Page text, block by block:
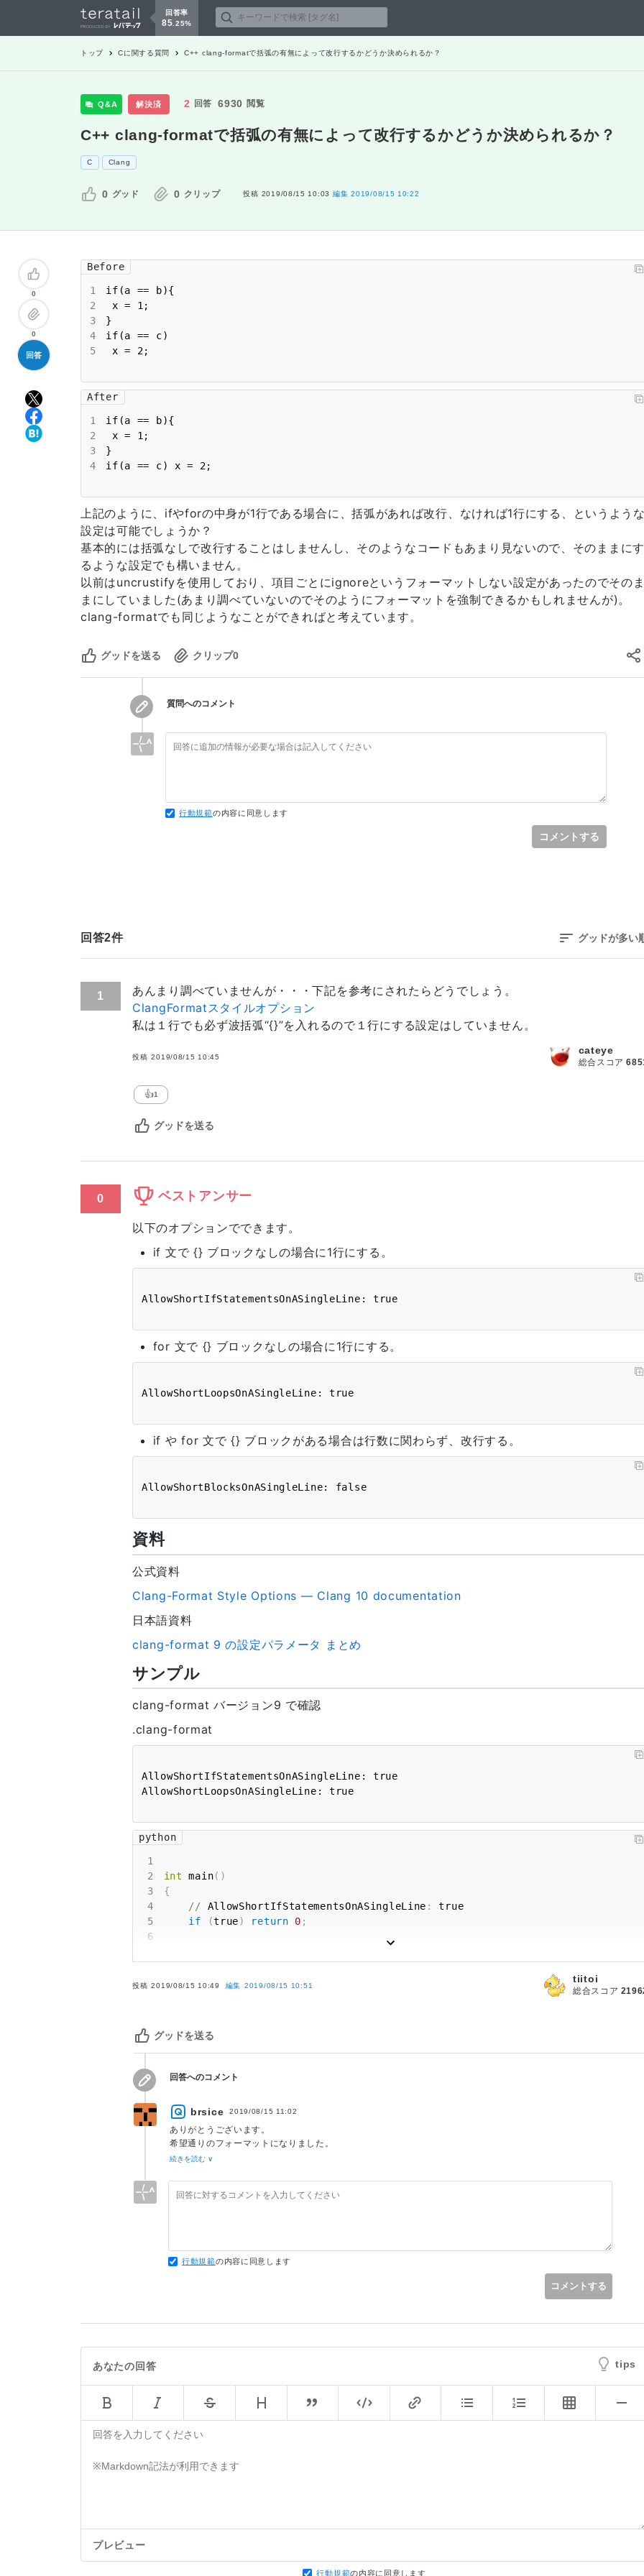
回答率
85 25%
トップ Cに関する質問 C++ clang-formatで括弧の有無によって改行するかどうか決められるか？
Q&A 解決済 2 回答 6930 閲覧
C++ clang-formatで括弧の有無によって改行するかどうか決められるか？
C Clang
0 グッド 0 クリップ 投稿 2019/08/15 10:03 編集 2019/08/15 10:22
0
0
回答
Before
1
2
3
4
5
x = 2;
After
1
2
3
4
if(a == c) x = 2;
上記のように、ifやforの中身が1行である場合に、括弧があれば改行、なければ1行にする、というよう
設定は可能でしょうか？
基本的には括弧なしで改行することはしませんし、そのようなコードもあまり見ないので、そのままにす
るような設定でも構いません。
以前はuncrustifyを使用しており、項目ごとにignoreというフォーマットしない設定があったのでその
まにしていました(あまり調べていないのでそのようにフォーマットを強制できるかもしれませんが)。
clang-formatでも同じようなことができればと考えています。
グッドを送る クリップ0
質問へのコメント
行動規範の内容に同意します
コメントする
回答2件 グッドが多い
1
あんまり調べていませんが・・・下記を参考にされたらどうでしょう。
ClangFormatスタイルオプション
私は１行でも必ず波括弧“{}”を入れるので１行にする設定はしていません。
投稿 2019/08/15 10:45
cateye
総合スコア
👍1
グッドを送る
0 ベストアンサー
以下のオプションでできます。
if 文で {} ブロックなしの場合に1行にする。
for 文で {} ブロックなしの場合に1行にする。
if や for 文で {} ブロックがある場合は行数に関わらず、改行する。
資料
公式資料
Clang-Format Style Options — Clang 10 documentation
日本語資料
clang-format 9 の設定パラメータ まとめ
サンプル
clang-format バージョン9 で確認
.clang-format
AllowShortIfStatementsOnASingleLine: true
python
1
2
int main( )
3
{
4
// AllowShortIfStatementsOnASingleLine :
5
if (true) return 0 ;
6
9
}
12
13
14
for (int i = 0; i < 4; ++i) {
15
        printf
16
17
投稿 2019/08/15 10:49 編集 2019/08/15 10:51
tiitoi
総合スコア
グッドを送る
回答へのコメント
brsice 2019/08/15 11:02
ありがとうございます。
希望通りのフォーマットになりました。
もちろん自分でも調べていたのですが、AllowShortBlocksOnASingleLineをうまく使えていませんでした。
続きを読む ∨
行動規範の内容に同意します
コメントする
あなたの回答 tips
プレビュー
行動規範の内容に同意します